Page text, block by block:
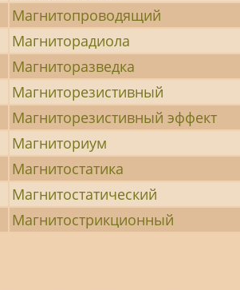
Магнитопроводящий
Магниторадиола
Магниторазведка
Магниторезистивный
Магниторезистивный эффект
Магниториум
Магнитостатика
Магнитостатический
Магнитострикционный